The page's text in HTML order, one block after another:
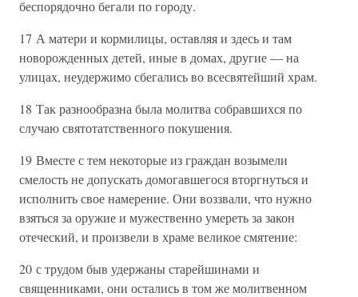
беспорядочно бегали по городу.
17 А матери и кормилицы, оставляя и здесь и там
новорожденных детей, иные в домах, другие — на
улицах, неудержимо сбегались во всесвятейший храм.
18 Так разнообразна была молитва собравшихся по
случаю святотатственного покушения.
19 Вместе с тем некоторые из граждан возымели
смелость не допускать домогавшегося вторгнуться и
исполнить свое намерение. Они воззвали, что нужно
взяться за оружие и мужественно умереть за закон
отеческий, и произвели в храме великое смятение:
20 с трудом быв удержаны старейшинами и
священниками, они остались в том же молитвенном